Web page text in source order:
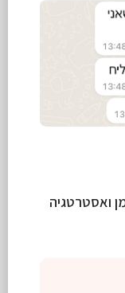
ואסטרטגיה